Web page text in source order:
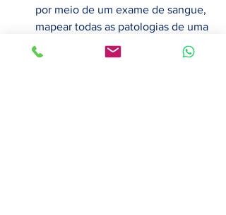
por meio de um exame de sangue,
mapear todas as patologias de uma
pessoa e antecipar o diagnóstico
das doenças e,